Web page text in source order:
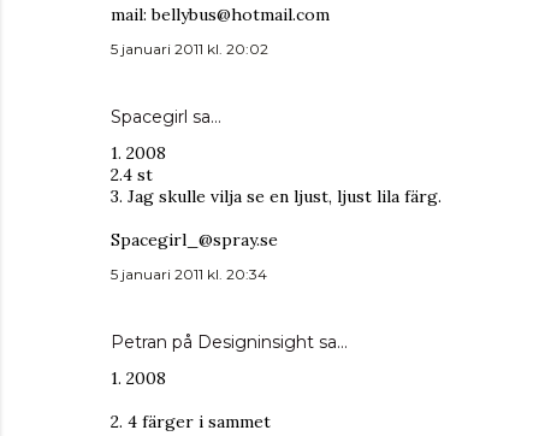
mail: bellybus@hotmail.com
5 januari 2011 kl. 20:02
Spacegirl sa…
1. 2008
2.4 st
3. Jag skulle vilja se en ljust, ljust lila färg.
Spacegirl_@spray.se
5 januari 2011 kl. 20:34
Petran på Designinsight sa…
1. 2008
2. 4 färger i sammet